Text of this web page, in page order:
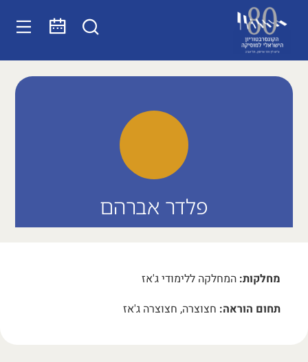
פלדר אברהם
מחלקות: המחלקה ללימודי ג'אז
תחום הוראה: חצוצרה, חצוצרה ג'אז